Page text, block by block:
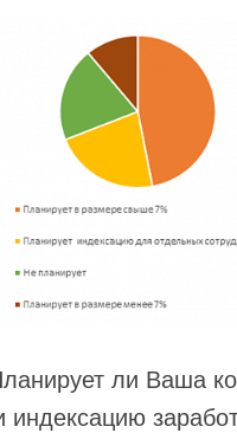
ли Ваша
индексацию